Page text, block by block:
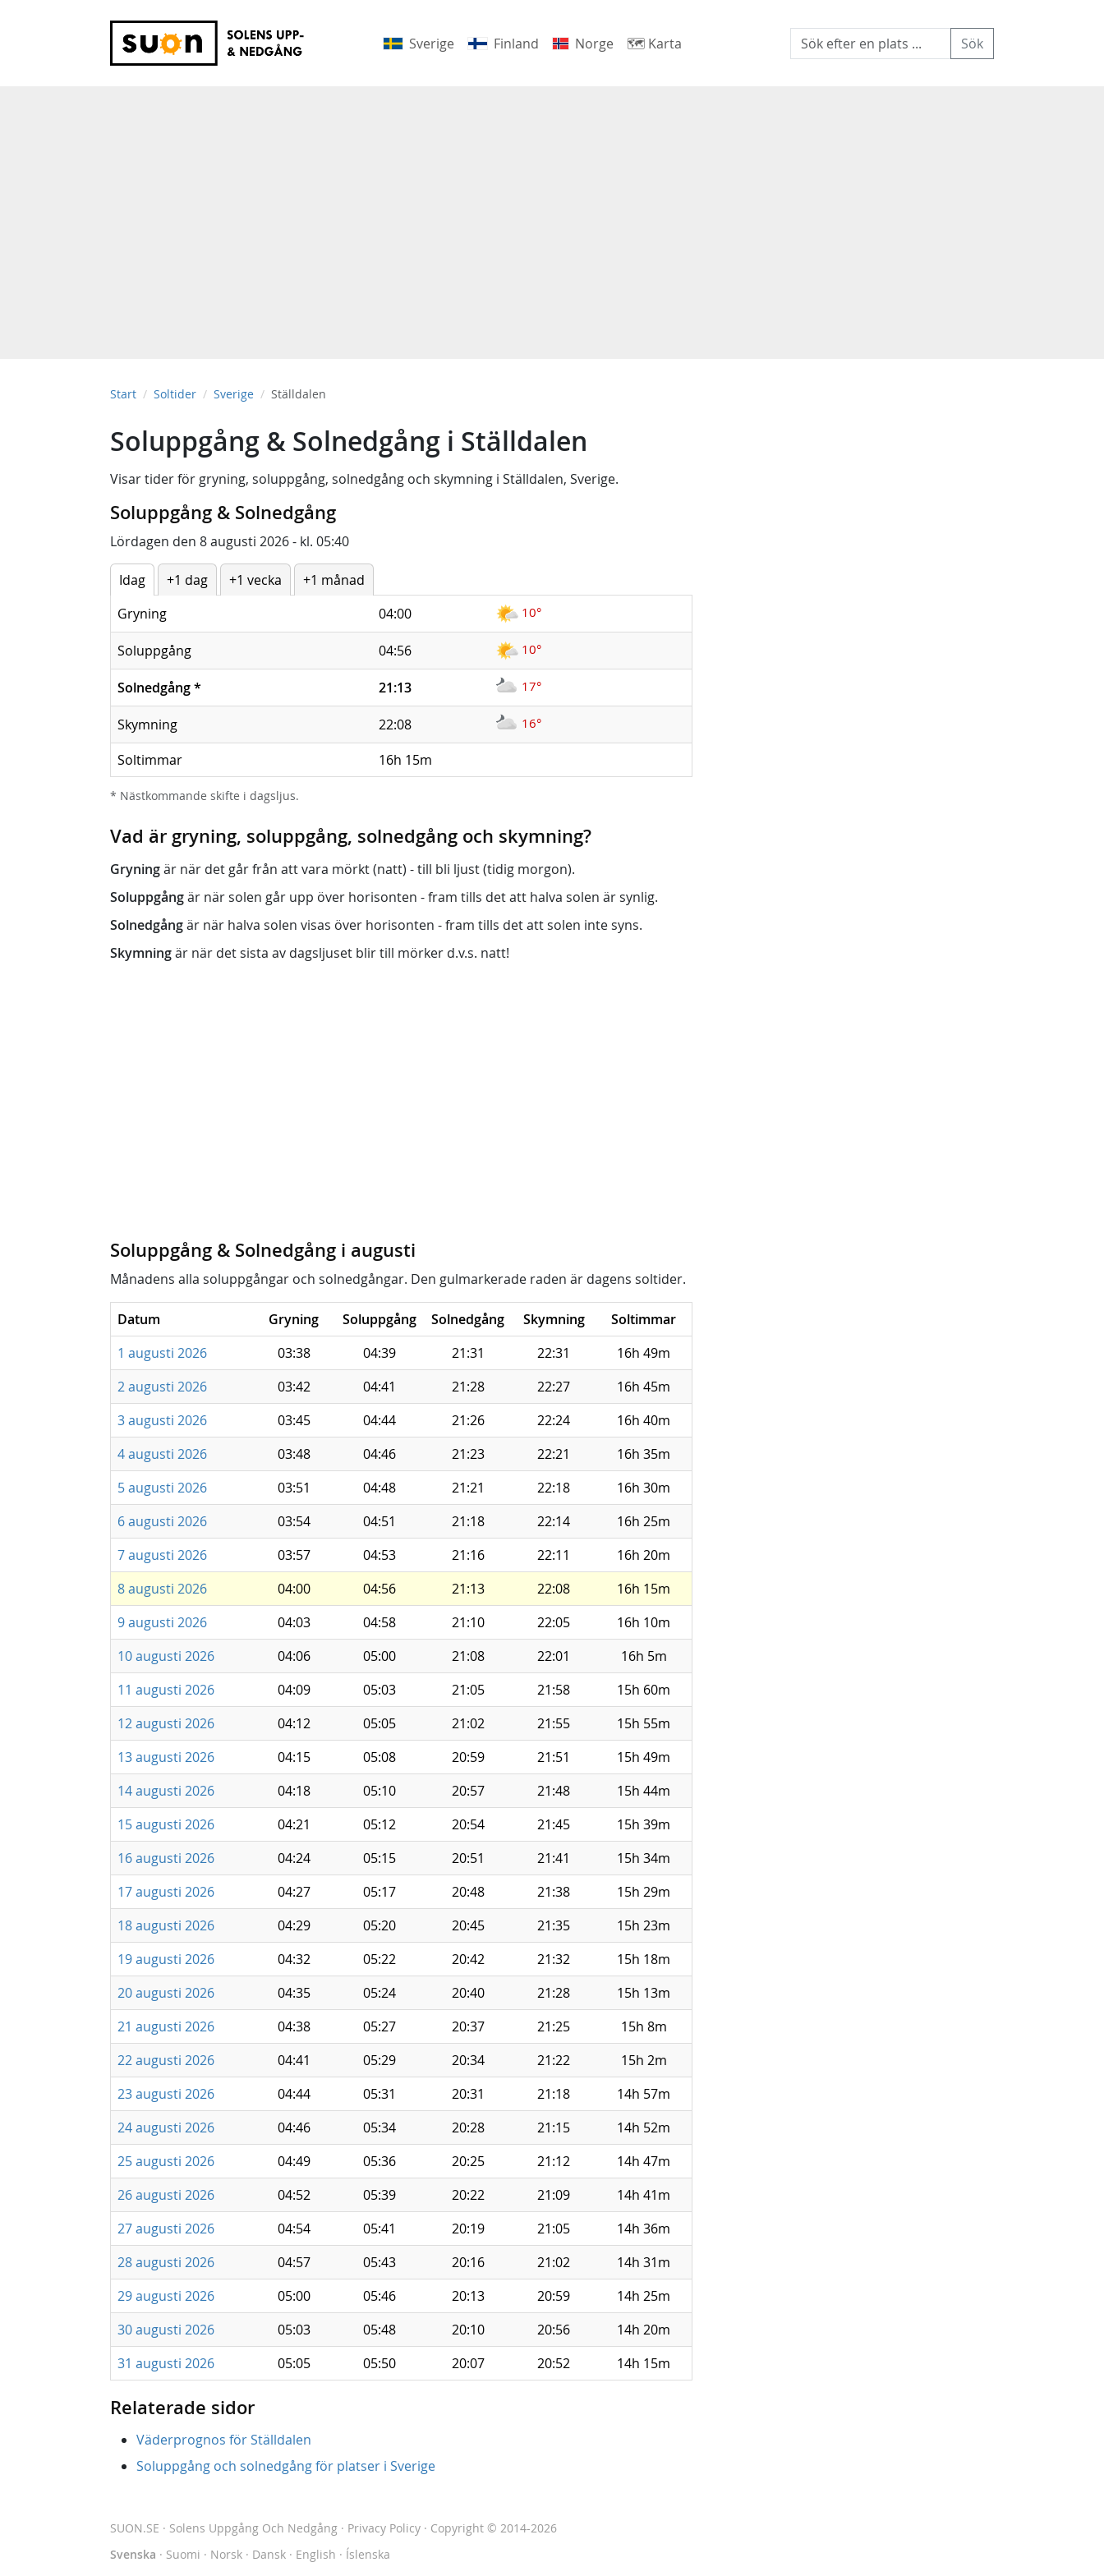
Sverige Finland Norge 🗺 Karta
Start Soltider Sverige Ställdalen
Soluppgång & Solnedgång i Ställdalen
Visar tider för gryning, soluppgång, solnedgång och skymning i Ställdalen, Sverige.
Soluppgång & Solnedgång
Lördagen den 8 augusti 2026 - kl. 05:40
Idag +1 dag +1 vecka
+1 månad
Gryning
04:00 10°
Soluppgång 04:56 10°
Solnedgång* 21:13 17°
Skymning 22:08 16°
Soltimmar 16h 15m
* Nästkommande skifte i dagsljus.
Vad är gryning, soluppgång, solnedgång och skymning?
Gryningär när det går från att vara mörkt (natt) - till bli ljust (tidig morgon).
Soluppgångär när solen går upp över horisonten - fram tills det att halva solen är synlig.
Solnedgångär när halva solen visas över horisonten - fram tills det att solen inte syns.
Skymningär när det sista av dagsljuset blir till mörker d.v.s. natt!
Soluppgång & Solnedgång i augusti
Månadens alla soluppgångar och solnedgångar. Den gulmarkerade raden är dagens soltider.
Datum Gryning Soluppgång Solnedgång Skymning
Soltimmar
1 augusti 2026
03:38 04:39 21:31 22:31
16h 49m
2 augusti 2026
03:42 04:41 21:28 22:27
16h 45m
3 augusti 2026
03:45 04:44 21:26 22:24
16h 40m
4 augusti 2026
03:48 04:46 21:23 22:21
16h 35m
5 augusti 2026
03:51 04:48 21:21 22:18
16h 30m
6 augusti 2026
03:54 04:51 21:18 22:14
16h 25m
7 augusti 2026
03:57 04:53 21:16 22:11
16h 20m
8 augusti 2026
04:00 04:56 21:13 22:08
16h 15m
9 augusti 2026
04:03 04:58 21:10 22:05
16h 10m
10 augusti 2026
04:06 05:00 21:08 22:01
16h 5m
11 augusti 2026
04:09 05:03 21:05 21:58
15h 60m
12 augusti 2026
04:12 05:05 21:02 21:55
15h 55m
13 augusti 2026
04:15 05:08 20:59 21:51
15h 49m
14 augusti 2026
04:18 05:10 20:57 21:48
15h 44m
15 augusti 2026
04:21 05:12 20:54 21:45
15h 39m
16 augusti 2026
04:24 05:15 20:51 21:41
15h 34m
17 augusti 2026
04:27 05:17 20:48 21:38
15h 29m
18 augusti 2026
04:29 05:20 20:45 21:35
15h 23m
19 augusti 2026
04:32 05:22 20:42 21:32
15h 18m
20 augusti 2026
04:35 05:24 20:40 21:28
15h 13m
21 augusti 2026
04:38 05:27 20:37 21:25
15h 8m
22 augusti 2026
04:41 05:29 20:34 21:22
15h 2m
23 augusti 2026
04:44 05:31 20:31 21:18
14h 57m
24 augusti 2026
04:46 05:34 20:28 21:15
14h 52m
25 augusti 2026
04:49 05:36 20:25 21:12
14h 47m
26 augusti 2026
04:52 05:39 20:22 21:09
14h 41m
27 augusti 2026
04:54 05:41 20:19 21:05
14h 36m
28 augusti 2026
04:57 05:43 20:16 21:02
14h 31m
29 augusti 2026
05:00 05:46 20:13 20:59
14h 25m
30 augusti 2026
05:03 05:48 20:10 20:56
14h 20m
31 augusti 2026
05:05 05:50 20:07 20:52 14h 15m
Relaterade sidor
Väderprognos för Ställdalen
Soluppgång och solnedgång för platser i Sverige
SUON.SE · Solens Uppgång Och Nedgång · Privacy Policy · Copyright © 2014-2026
Svenska · Suomi · Norsk · Dansk · English · Íslenska